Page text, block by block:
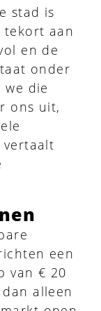
stad is
tekort aan
en de
onder
die
ons uit,
vertaalt
een
van € 20
alleen